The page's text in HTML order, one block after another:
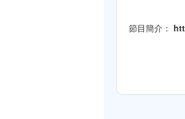
節目簡介：